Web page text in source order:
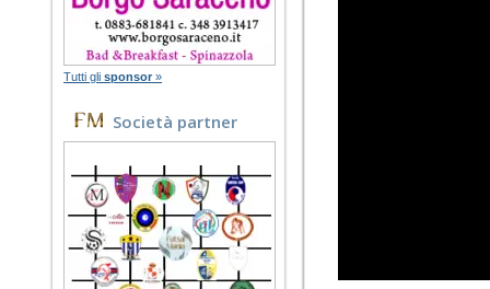
Tutti gli sponsor »
Società partner